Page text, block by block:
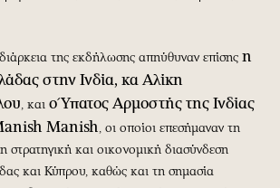
της εκδήλωσης απηύθυναν επίσης η
στην Ινδία, κα Αλίκη
, και ο Ύπατος Αρμοστής της Ινδίας
Manish, οι οποίοι επεσήμαναν τη
στρατηγική και οικονομική διασύνδεση
και Κύπρου, καθώς και τη σημασία